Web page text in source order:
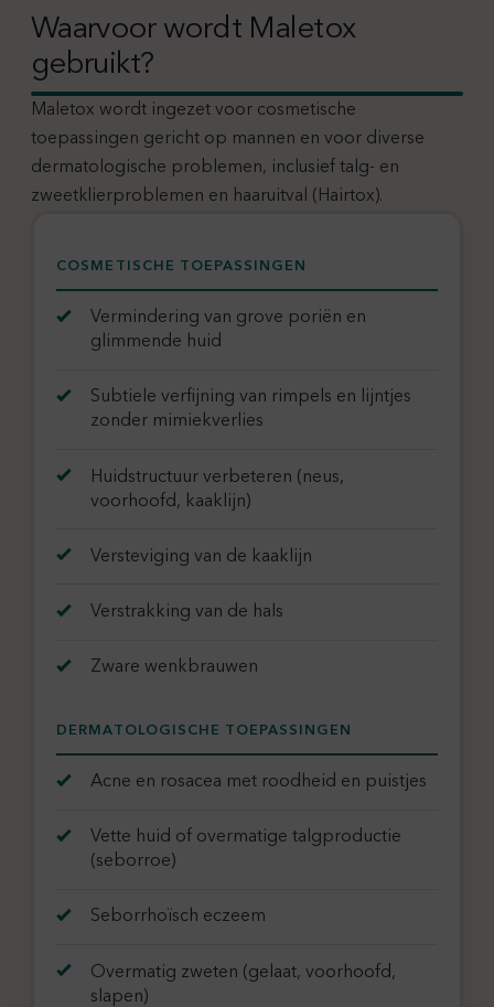
Waarvoor wordt Maletox
gebruikt?
Maletox wordt ingezet voor cosmetische
toepassingen gericht op mannen en voor diverse
dermatologische problemen, inclusief talg- en
zweetklierproblemen en haaruitval (Hairtox).
COSMETISCHE TOEPASSINGEN
Vermindering van grove poriën en
glimmende huid
Subtiele verfijning van rimpels en lijntjes
zonder mimiekverlies
Huidstructuur verbeteren (neus,
voorhoofd, kaaklijn)
Versteviging van de kaaklijn
Verstrakking van de hals
Zware wenkbrauwen
DERMATOLOGISCHE TOEPASSINGEN
Acne en rosacea met roodheid en puistjes
Vette huid of overmatige talgproductie
(seborroe)
Seborrhoïsch eczeem
Overmatig zweten (gelaat, voorhoofd,
slapen)